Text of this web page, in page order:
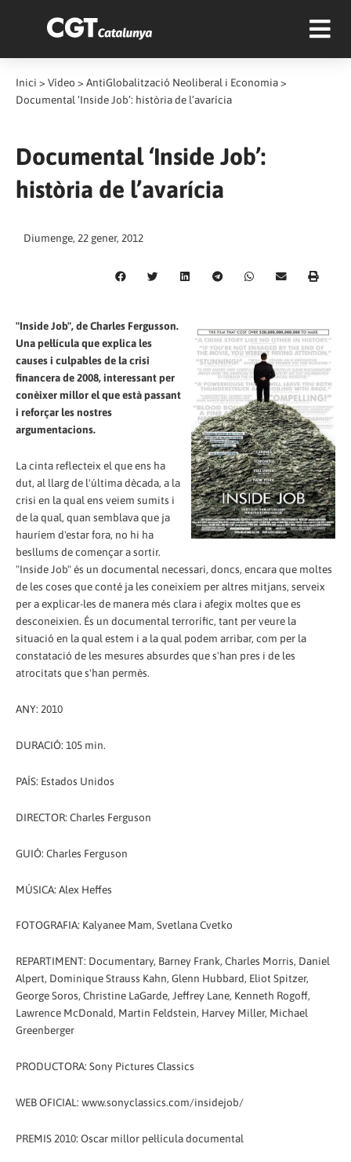
Inici > Vídeo > AntiGlobalització Neoliberal i Economia>
Documental ‘Inside Job’: història de l’avarícia
Documental ‘Inside Job’:
història de l’avarícia
Diumenge, 22 gener, 2012
"Inside Job", de Charles Fergusson.
Una pel·lícula que explica les
causes i culpables de la crisi
financera de 2008, interessant per
conèixer millor el que està passant
i reforçar les nostres
argumentacions.
La cinta reflecteix el que ens ha
dut, al llarg de l'última dècada, a la
crisi en la qual ens veiem sumits i
de la qual, quan semblava que ja
hauríem d'estar fora, no hi ha
besllums de començar a sortir.
"Inside Job" és un documental necessari, doncs, encara que moltes
de les coses que conté ja les coneixíem per altres mitjans, serveix
per a explicar-les de manera més clara i afegix moltes que es
desconeixien. És un documental terrorífic, tant per veure la
situació en la qual estem i a la qual podem arribar, com per la
constatació de les mesures absurdes que s'han pres i de les
atrocitats que s'han permès.
ANY: 2010
DURACIÓ: 105 min.
PAÍS: Estados Unidos
DIRECTOR: Charles Ferguson
GUIÓ: Charles Ferguson
MÚSICA: Alex Heffes
FOTOGRAFIA: Kalyanee Mam, Svetlana Cvetko
REPARTIMENT: Documentary, Barney Frank, Charles Morris, Daniel
Alpert, Dominique Strauss Kahn, Glenn Hubbard, Eliot Spitzer,
George Soros, Christine LaGarde, Jeffrey Lane, Kenneth Rogoff,
Lawrence McDonald, Martin Feldstein, Harvey Miller, Michael
Greenberger
PRODUCTORA: Sony Pictures Classics
WEB OFICIAL: www.sonyclassics.com/insidejob/
PREMIS 2010: Oscar millor pel·lícula documental